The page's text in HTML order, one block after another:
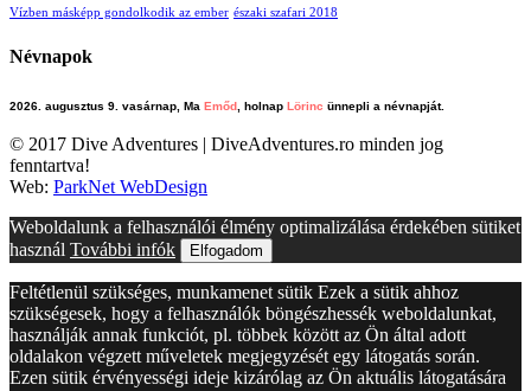
Vízben másképp gondolkodik az ember északi szafari 2018
Névnapok
2026. augusztus 9. vasárnap, Ma Emőd , holnap Lörinc ünnepli a névnapját.
© 2017 Dive Adventures | DiveAdventures.ro minden jog
fenntartva!
Web: ParkNet WebDesign
Weboldalunk a felhasználói élmény optimalizálása érdekében sütiket
használ További infók Elfogadom
Feltétlenül szükséges, munkamenet sütik Ezek a sütik ahhoz
szükségesek, hogy a felhasználók böngészhessék weboldalunkat,
használják annak funkciót, pl. többek között az Ön által adott
oldalakon végzett műveletek megjegyzését egy látogatás során.
Ezen sütik érvényességi ideje kizárólag az Ön aktuális látogatására